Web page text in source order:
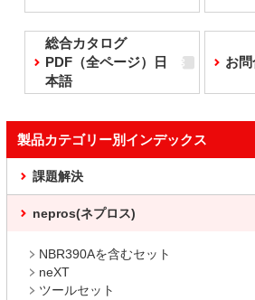
総合カタログ
PDF（全ページ）日
本語
お
製品カテゴリー別インデックス
課題解決
nepros(ネプロス)
NBR390Aを含むセット
neXT
ツールセット